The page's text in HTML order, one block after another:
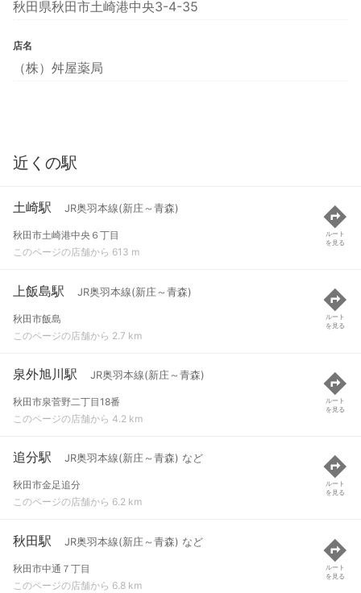
秋田県秋田市土崎港中央3-4-35
店名
（株）舛屋薬局
近くの駅
土崎駅 JR奥羽本線(新庄～青森)
秋田市土崎港中央６丁目
このページの店舗から 613 m
ルート
を見る
上飯島駅 JR奥羽本線(新庄～青森)
秋田市飯島
このページの店舗から 2.7 km
ルート
を見る
泉外旭川駅 JR奥羽本線(新庄～青森)
秋田市泉菅野二丁目18番
このページの店舗から 4.2 km
ルート
を見る
追分駅 JR奥羽本線(新庄～青森) など
秋田市金足追分
このページの店舗から 6.2 km
ルート
を見る
秋田駅 JR奥羽本線(新庄～青森) など
秋田市中通７丁目
このページの店舗から 6.8 km
ルート
を見る